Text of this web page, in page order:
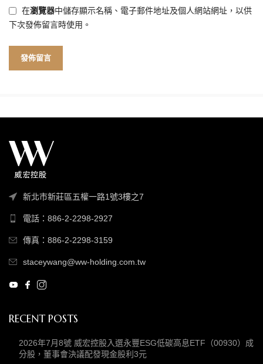
在瀏覽器中儲存顯示名稱、電子郵件地址及個人網站網址，以供
下次發佈留言時使用。
新北市新莊區五權一路1號3樓之7
電話：886-2-2298-2927
傳真：886-2-2298-3159
staceywang@ww-holding.com.tw
RECENT POSTS
2026年7月8號 威宏控股入選永豐ESG低碳高息ETF（00930）成
分股，董事會決議配發現金股利3元